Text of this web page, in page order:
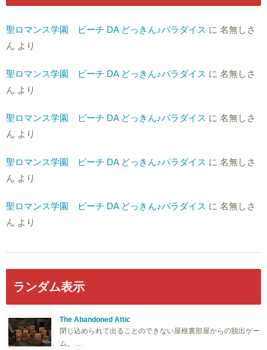
聖ロマンス学園 ビーチ DA どっきん♪パラダイス に 名無しさ
ん より
聖ロマンス学園 ビーチ DA どっきん♪パラダイス に 名無しさ
ん より
聖ロマンス学園 ビーチ DA どっきん♪パラダイス に 名無しさ
ん より
聖ロマンス学園 ビーチ DA どっきん♪パラダイス に 名無しさ
ん より
聖ロマンス学園 ビーチ DA どっきん♪パラダイス に 名無しさ
ん より
ランダム表示
The Abandoned Attic
閉じ込められて出ることのできない屋根裏部屋からの脱出ゲー
ム。 …